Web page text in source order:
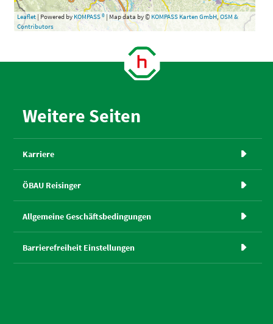
Leaflet| Powered by KOMPASS ®| Map data by © KOMPASS Karten GmbH,OSM &
Contributors
Weitere Seiten
Karriere 
ÖBAU Reisinger 
Allgemeine Geschäftsbedingungen 
Barrierefreiheit Einstellungen 